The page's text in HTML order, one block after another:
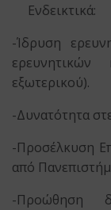
Ενδεικτικά:
-Ίδρυση
εξωτερικού).
-Δυνατότητα
-Προσέλκυση
από
-Προώθηση